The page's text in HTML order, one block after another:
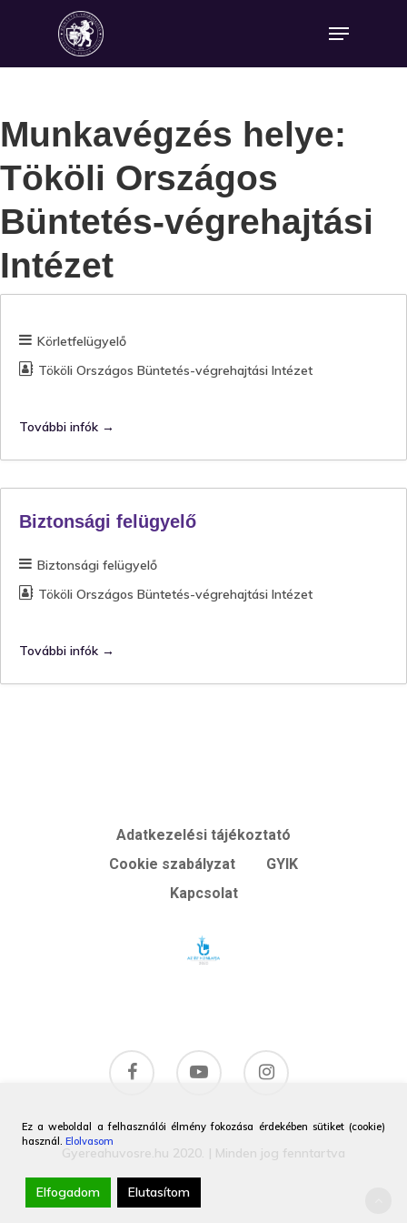
Munkavégzés helye:
Tököli Országos
Büntetés-végrehajtási
Intézet
Körletfelügyelő
Tököli Országos Büntetés-végrehajtási Intézet
További infók
Biztonsági felügyelő
Biztonsági felügyelő
Tököli Országos Büntetés-végrehajtási Intézet
További infók
Adatkezelési tájékoztató
Cookie szabályzat
GYIK
Kapcsolat
Gyereahuvosre.hu 2020. | Minden jog fenntartva
Ez a weboldal a felhasználói élmény fokozása érdekében sütiket (cookie)
használ. Elolvasom
Elfogadom Elutasítom